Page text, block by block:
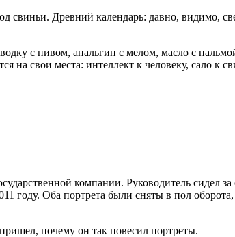
Древний календарь: давно, видимо,
с пивом, анальгин с мелом, масло с
на свои места: интеллект к человеку, сало
компании. Руководитель сидел
году. Оба портрета были сняты в пол
почему он так повесил портреты.